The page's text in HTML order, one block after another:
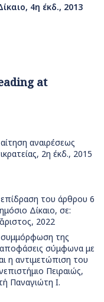
4η έκδ., 2013
at
αναιρέσεως
2η έκδ., 2015
του άρθρου 6
Δίκαιο, σε:
2022
της
αποφάσεις σύμφωνα με
η αντιμετώπιση του
Πειραιώς,
Παναγιώτη Ι.